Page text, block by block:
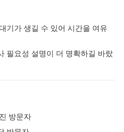
기가 생길 수 있어 시간을 여유
필요성 설명이 더 명확하길 바랐
방문자